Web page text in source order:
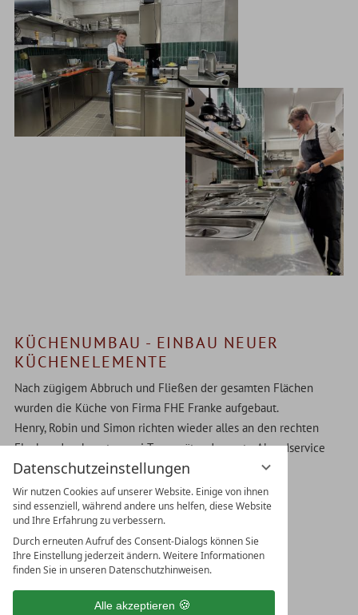
Datenschutzeinstellungen
Wir nutzen Cookies auf unserer Website. Einige von ihnen
sind essenziell, während andere uns helfen, diese Website
und Ihre Erfahrung zu verbessern.
Durch erneuten Aufruf des Consent-Dialogs können Sie
Ihre Einstellung jederzeit ändern. Weitere Informationen
finden Sie in unseren Datenschutzhinweisen.
Alle akzeptieren
KÜCHENUMBAU - EINBAU NEUER
KÜCHENELEMENTE
Nach zügigem Abbruch und Fließen der gesamten Flächen
wurden die Küche von Firma FHE Franke aufgebaut.
Henry, Robin und Simon richten wieder alles an den rechten
Fleck und so konnte zwei Tage später der erste Abendservice
geschickt werden.
DANKE an folgende Gewerke:
Schreinerei Gebler, Schwangau
Maler Ullmann, Füssen
Magnus Helmer, als Multi-Tool :)
FHE Franke, Dornbirn
Stein+Buchholz Architekten, Füssen